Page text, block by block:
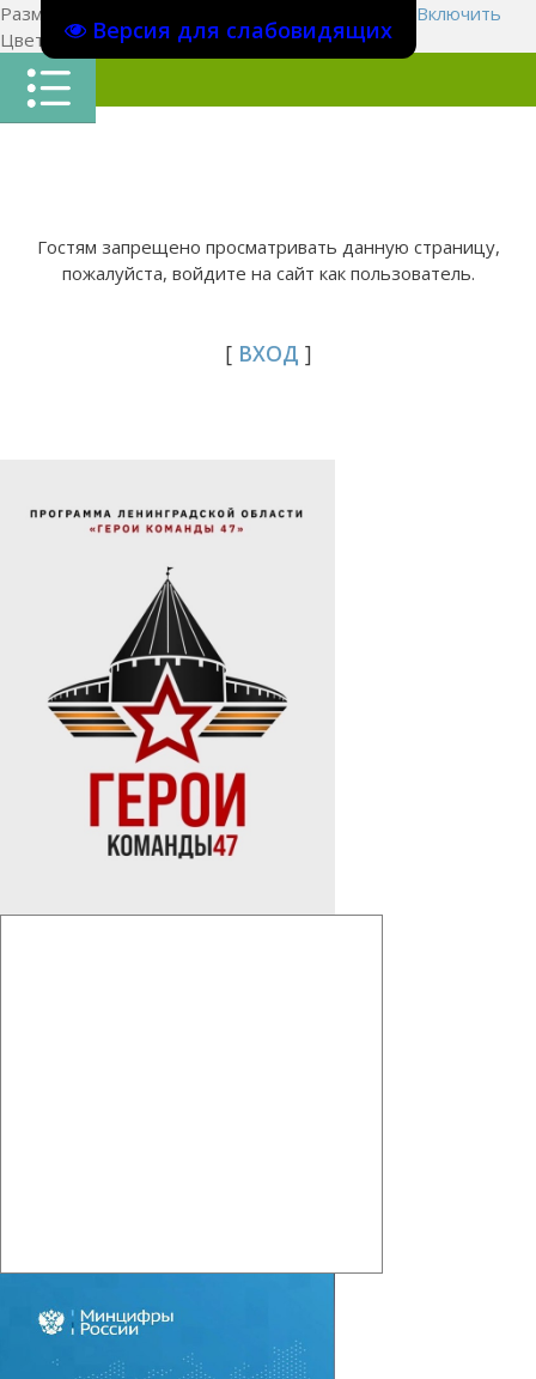
Версия для слабовидящих
Размер шрифта:
Включить
Цвет сайтаЦ Ц Ц Х
Гостям запрещено просматривать данную страницу,
пожалуйста, войдите на сайт как пользователь.
[ ВХОД ]